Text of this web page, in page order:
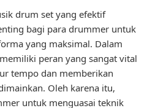
drum set yang efektif
bagi para drummer untuk
yang maksimal. Dalam
peran yang sangat vital
tempo dan memberikan
Oleh karena itu,
untuk menguasai teknik